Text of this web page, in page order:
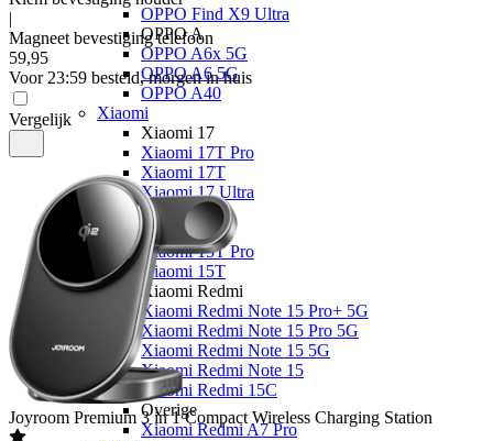
OPPO Find X9 Ultra
OPPO A
OPPO A6x 5G
OPPO A6 5G
OPPO A40
Xiaomi
Xiaomi 17
Xiaomi 17T Pro
Xiaomi 17T
Xiaomi 17 Ultra
Xiaomi 17
Xiaomi 15
Xiaomi 15T Pro
Xiaomi 15T
Xiaomi Redmi
Xiaomi Redmi Note 15 Pro+ 5G
Xiaomi Redmi Note 15 Pro 5G
Xiaomi Redmi Note 15 5G
Xiaomi Redmi Note 15
Xiaomi Redmi 15C
Overige
Xiaomi Redmi A7 Pro
|
Magneet bevestiging telefoon
59,95
Voor 23:59 besteld, morgen in huis
Vergelijk
Joyroom Premium 3 in 1 Compact Wireless Charging Station